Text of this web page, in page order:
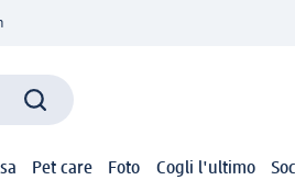
Pet care Foto Cogli l'ultimo